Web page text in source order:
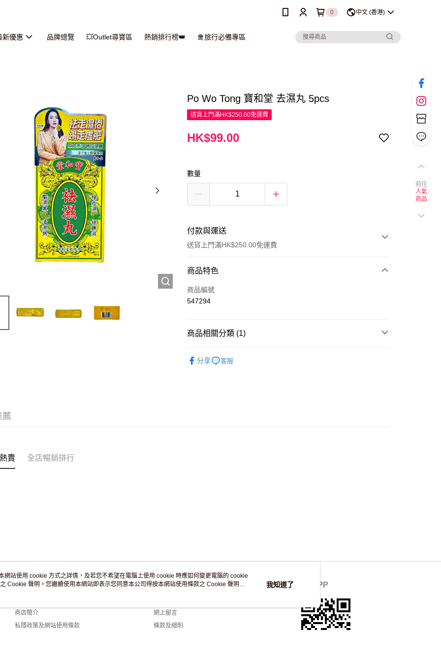
0 中文 (香港)
新優惠 品牌總覽 💥Outlet尋寶區 熱銷排行榜👑 🛅旅行必備專區
Po Wo Tong 寶和堂 去濕丸 5pcs
送貨上門滿HK$250.00免運費
HK$99.00
數量
付款與運送
送貨上門滿HK$250.00免運費
付款方式
信用卡
商品特色
商品編號
547294
商品相關分類 (1)
分享
客服
薦
賣 全店暢銷排行
關於我們
商店簡介
私隱政策及網站使用條款
客戶服務
網上留言
條款及細則
官方APP
前往
人氣
商品
網站使用 cookie 方式之詳情，及若您不希望在電腦上使用 cookie 時應如何變更電腦的 cookie
Cookie 聲明。您繼續使用本網站即表示您同意本公司得按本網站使用條款之 Cookie 聲明使
我知道了